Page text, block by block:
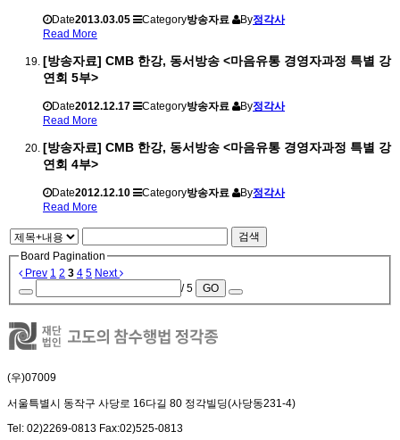
Date2013.03.05 Category방송자료 By정각사
Read More
[방송자료] CMB 한강, 동서방송 <마음유통 경영자과정 특별 강
연회 5부>
Date2012.12.17 Category방송자료 By정각사
Read More
[방송자료] CMB 한강, 동서방송 <마음유통 경영자과정 특별 강
연회 4부>
Date2012.12.10 Category방송자료 By정각사
Read More
검색
Board Pagination
Prev 1 2 3 4 5 Next
/ 5
GO
(우)07009
서울특별시 동작구 사당로 16다길 80 정각빌딩(사당동231-4)
Tel: 02)2269-0813 Fax:02)525-0813